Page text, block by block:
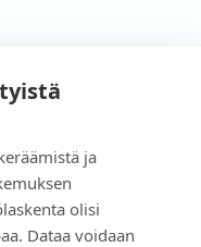
ja
olisi
Dataa voidaan